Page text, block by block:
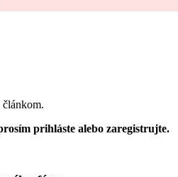
článkom.
prihláste alebo zaregistrujte.